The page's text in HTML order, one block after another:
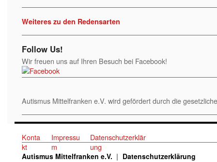
Weiteres zu den Redensarten
Follow Us!
Wir freuen uns auf Ihren Besuch bei Facebook!
Autismus Mittelfranken e.V. wird gefördert durch die
Konta
kt
Impressu
m
Datenschutzerklär
ung
Autismus Mittelfranken e.V. Datenschutzerklärung